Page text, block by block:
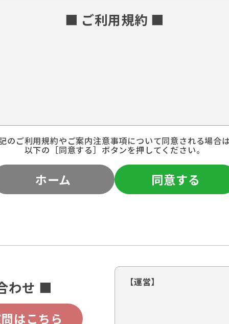
■ ご利用規約 ■
のご利用規約やご案内注意事項について同意される場合
以下の［同意する］ボタンを押してください。
ホーム 同意する
わせ ■
はこちら
【運営】